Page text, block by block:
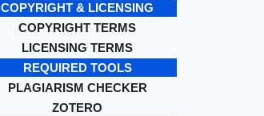
COPYRIGHT & LICENSING
COPYRIGHT TERMS
LICENSING TERMS
REQUIRED TOOLS
PLAGIARISM CHECKER
ZOTERO